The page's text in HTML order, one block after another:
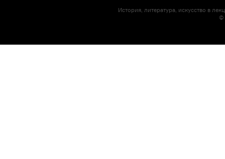
История, литература, искусство в
©